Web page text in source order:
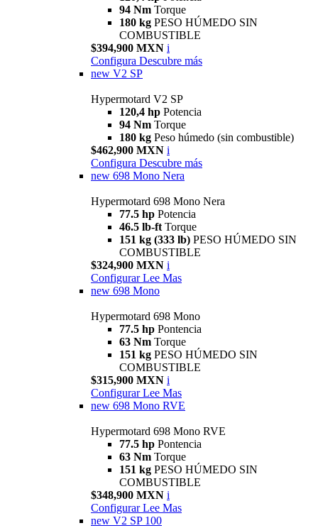
94 Nm Torque
180 kg PESO HÚMEDO SIN
COMBUSTIBLE
$394,900 MXN i
Configura Descubre más
new V2 SP
Hypermotard V2 SP
120,4 hp Potencia
94 Nm Torque
180 kg Peso húmedo (sin combustible)
$462,900 MXN i
Configura Descubre más
new 698 Mono Nera
Hypermotard 698 Mono Nera
77.5 hp Potencia
46.5 lb-ft Torque
151 kg (333 lb) PESO HÚMEDO SIN
COMBUSTIBLE
$324,900 MXN i
Configurar Lee Mas
new 698 Mono
Hypermotard 698 Mono
77.5 hp Pontencia
63 Nm Torque
151 kg PESO HÚMEDO SIN
COMBUSTIBLE
$315,900 MXN i
Configurar Lee Mas
new 698 Mono RVE
Hypermotard 698 Mono RVE
77.5 hp Pontencia
63 Nm Torque
151 kg PESO HÚMEDO SIN
COMBUSTIBLE
$348,900 MXN i
Configurar Lee Mas
new V2 SP 100